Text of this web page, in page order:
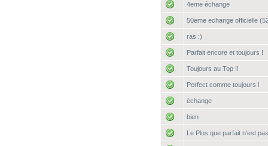
4eme échange
50eme echange officielle
ras :)
Parfait encore et toujours !
Toujours au Top !!
Perfect comme toujours !
échange
bien
Le Plus que parfait n'est